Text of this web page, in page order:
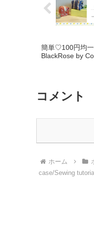
簡単♡100円均
BlackRose by
コメント
ホーム
case/Sewing